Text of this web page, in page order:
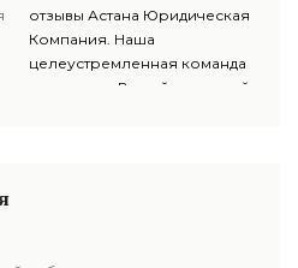
законов, неоднозначность
судебной практики и не
препятствовать Вам в
отзывы Астана Юридическая
Компания. Наша
целеустремленная команда
становится Вашей командой